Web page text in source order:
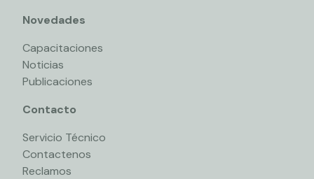
Novedades
Capacitaciones
Noticias
Publicaciones
Contacto
Servicio Técnico
Contactenos
Reclamos